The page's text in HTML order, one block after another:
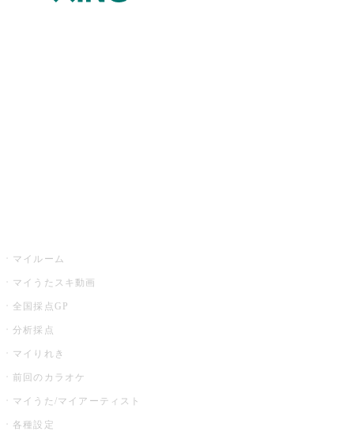
マイルーム
マイうたスキ動画
全国採点GP
分析採点
マイりれき
前回のカラオケ
マイうた/マイアーティスト
各種設定